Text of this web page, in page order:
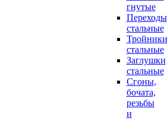
гнутые
Переходы
стальные
Тройники
стальные
Заглушки
стальные
Сгоны,
бочата,
резьбы
и